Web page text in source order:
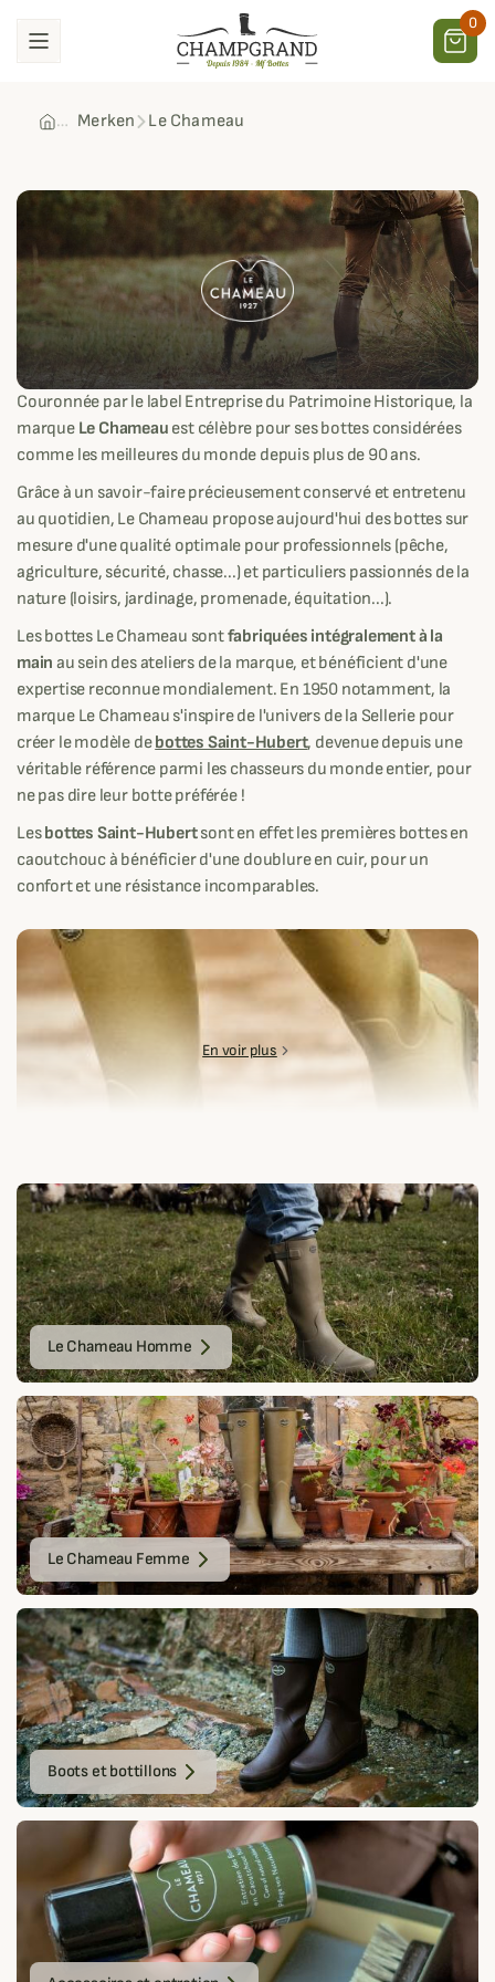
0
Merken Le Chameau
Le Chameau
Couronnée par le label Entreprise du Patrimoine Historique, la
marque Le Chameau est célèbre pour ses bottes considérées
comme les meilleures du monde depuis plus de 90 ans.
Grâce à un savoir-faire précieusement conservé et entretenu
au quotidien, Le Chameau propose aujourd'hui des bottes sur
mesure d'une qualité optimale pour professionnels (pêche,
agriculture, sécurité, chasse...) et particuliers passionnés de la
nature (loisirs, jardinage, promenade, équitation...).
Les bottes Le Chameau sontfabriquées intégralement à la
main au sein des ateliers de la marque, et bénéficient d'une
expertise reconnue mondialement. En 1950 notamment, la
marque Le Chameau s'inspire de l'univers de la Sellerie pour
créer le modèle debottes Saint-Hubert, devenue depuis une
véritable référence parmi les chasseurs du monde entier, pour
ne pas dire leur botte préférée !
Lesbottes Saint-Hubertsont en effet les premières bottes en
caoutchouc à bénéficier d'une doublure en cuir, pour un
confort et une résistance incomparables.
La marque Le Chameau tient son nom si particulier de son
créateur, Claude Chamot, mais également de l'ouverture d'un
nouveau site de production à Casablanca au Maroc.
Conçues à la base pour les agriculteurs, les chasseurs et les
pêcheurs,les bottes Le Chameauont conservé au fil des
décennies les qualités certaines qui ont fait leur renommée, et
ont su séduire des femmes et des hommes de tous les
horizons, notamment les amateurs de chasse et de pêche.
Les bottes Le Chameau bénéficient d'une confection unique,
entièrement réalisée à la main au sein des ateliers de la
marque.
Depuis sa création, la marque Le Chameau
a su évoluer en
fonction des nouvelles tendances, mais aussi et surtout des
besoins de ses clients à travers le monde.
En voir plus
Le Chameau Homme
Le Chameau Femme
Boots et bottillons